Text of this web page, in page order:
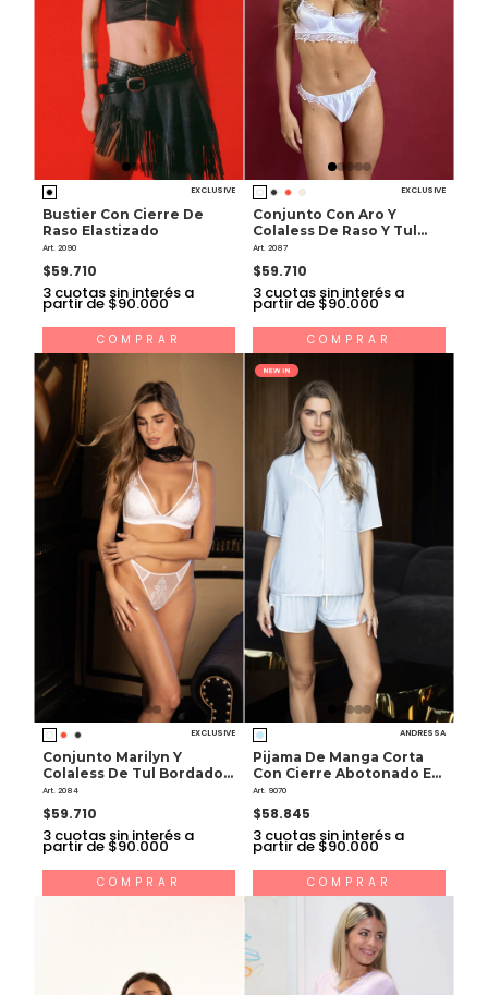
EXCLUSIVE
Bustier Con Cierre De
Raso Elastizado
Art. 2090
$59.710
3 cuotas sin interés a
partir de $90.000
COMPRAR
EXCLUSIVE
Conjunto Con Aro Y
Colaless De Raso Y Tul
Bordado
Art. 2087
$59.710
3 cuotas sin interés a
partir de $90.000
COMPRAR
EXCLUSIVE
Conjunto Marilyn Y
Colaless De Tul Bordado Y
Raso
Art. 2084
$59.710
3 cuotas sin interés a
partir de $90.000
COMPRAR
ANDRESSA
Pijama De Manga Corta
Con Cierre Abotonado En
El Frente De Morley
Art. 9070
$58.845
3 cuotas sin interés a
partir de $90.000
COMPRAR